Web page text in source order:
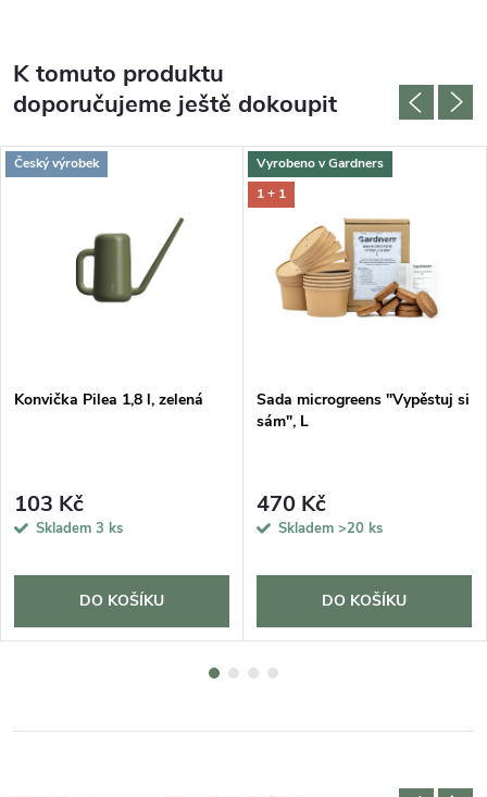
K tomuto produktu
doporučujeme ještě dokoupit
Český výrobek
Konvička Pilea 1,8 l, zelená
103 Kč
Skladem 3 ks
DO KOŠÍKU
Vyrobeno v Gardners
1 + 1
Sada microgreens "Vypěstuj si
sám", L
470 Kč
Skladem >20 ks
DO KOŠÍKU